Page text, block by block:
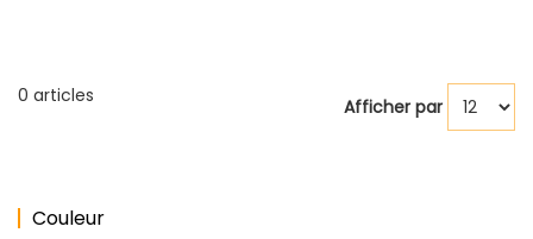
0 articles Afficher par
Couleur